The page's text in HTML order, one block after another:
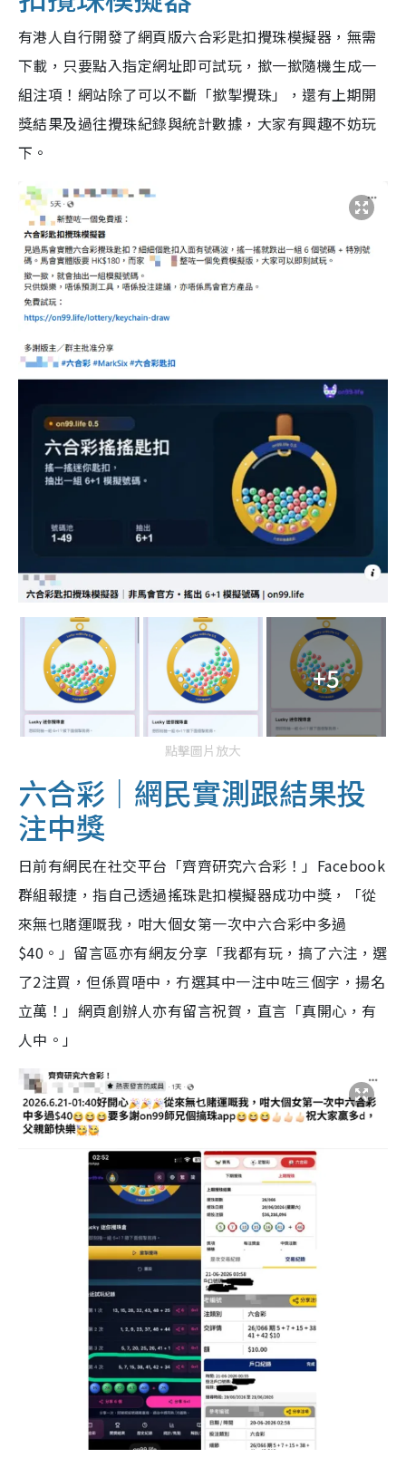
有港人自行開發了網頁版六合彩匙扣攪珠模擬器，無需
下載，只要點入指定網址即可試玩，撳一撳隨機生成一
組注項！網站除了可以不斷「撳掣攪珠」，還有上期開
獎結果及過往攪珠紀錄與統計數據，大家有興趣不妨玩
下。
+5
點擊圖片放大
六合彩｜網民實測跟結果投
注中獎
日前有網民在社交平台「齊齊研究六合彩！」Facebook
群組報捷，指自己透過搖珠匙扣模擬器成功中獎，「從
來無乜賭運嘅我，咁大個女第一次中六合彩中多過
$40。」留言區亦有網友分享「我都有玩，搞了六注，選
了2注買，但係買唔中，冇選其中一注中咗三個字，揚名
立萬！」網頁創辦人亦有留言祝賀，直言「真開心，有
人中。」